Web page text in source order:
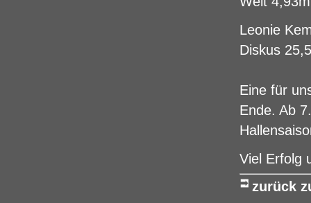
Leonie
Diskus
Eine für
Ende. Ab
Viel Erfolg
zurück